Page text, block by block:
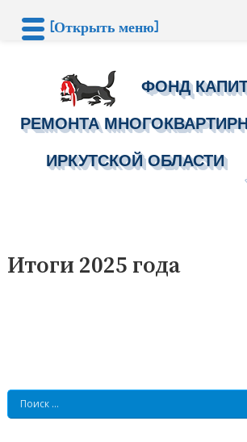
ФОНД
РЕМОНТА
ИРКУТСКОЙ ОБЛАСТИ
содержимому
Итоги 2025 года
[Открыть меню]